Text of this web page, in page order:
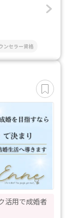
ンセラー資格
活用で成婚者